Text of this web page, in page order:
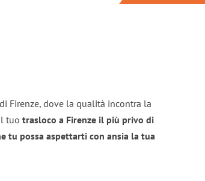
Firenze, dove la qualità incontra la
tuo trasloco a Firenze il più privo di
tu possa aspettarti con ansia la tua